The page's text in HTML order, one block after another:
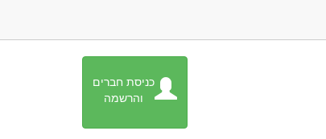
כניסת חברים
והרשמה